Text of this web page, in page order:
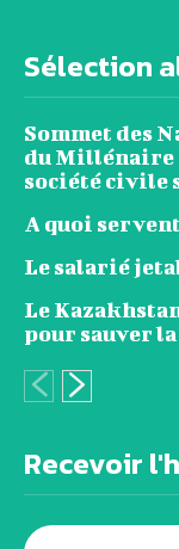
Sélection
Sommet des
du Millénaire
société civile
A quoi
Le salarié
Le
pour sauver
Recevoir